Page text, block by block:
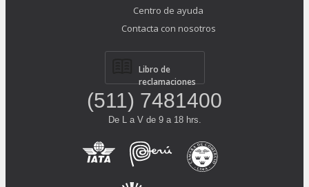
Centro de ayuda
Contacta con nosotros
Libro de
reclamaciones
(511) 7481400
De L a V de 9 a 18 hrs.